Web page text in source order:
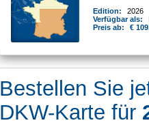
Edition:
2026
Verfügbar als:
Preis ab:
€
Bestellen Sie
DKW-Karte für